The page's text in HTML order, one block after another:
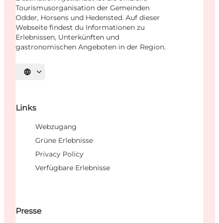
Tourismusorganisation der Gemeinden
Odder, Horsens und Hedensted. Auf dieser
Webseite findest du Informationen zu
Erlebnissen, Unterkünften und
gastronomischen Angeboten in der Region.
Sprache auswählen
Links
Webzugang
Grüne Erlebnisse
Privacy Policy
Verfügbare Erlebnisse
Presse